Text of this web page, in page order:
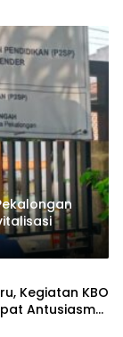
Kegiatan KBO
Antusiasme
Murid